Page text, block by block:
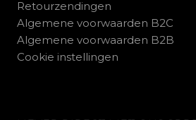
Retourzendingen
Algemene voorwaarden B2C
Algemene voorwaarden B2B
Cookie instellingen